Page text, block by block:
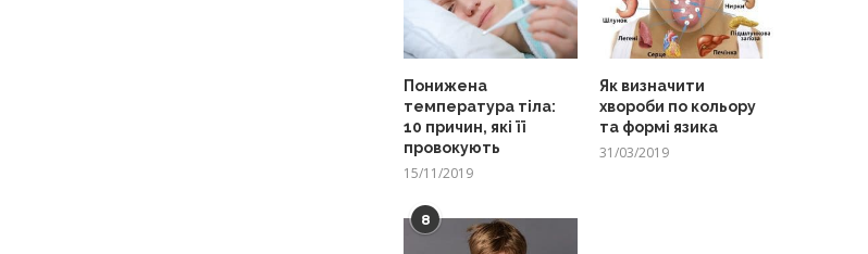
Понижена
температура тіла:
10 причин, які її
провокують
15/11/2019
Як визначити
хвороби по кольору
та формі язика
31/03/2019
8